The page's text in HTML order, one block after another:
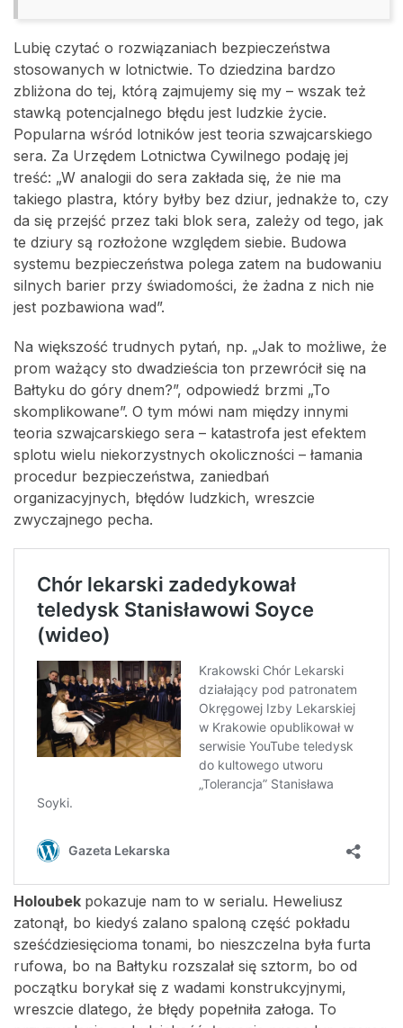
Lubię czytać o rozwiązaniach bezpieczeństwa
stosowanych w lotnictwie. To dziedzina bardzo
zbliżona do tej, którą zajmujemy się my – wszak też
stawką potencjalnego błędu jest ludzkie życie.
Popularna wśród lotników jest teoria szwajcarskiego
sera. Za Urzędem Lotnictwa Cywilnego podaję jej
treść: „W analogii do sera zakłada się, że nie ma
takiego plastra, który byłby bez dziur, jednakże to, czy
da się przejść przez taki blok sera, zależy od tego, jak
te dziury są rozłożone względem siebie. Budowa
systemu bezpieczeństwa polega zatem na budowaniu
silnych barier przy świadomości, że żadna z nich nie
jest pozbawiona wad”.
Na większość trudnych pytań, np. „Jak to możliwe, że
prom ważący sto dwadzieścia ton przewrócił się na
Bałtyku do góry dnem?”, odpowiedź brzmi „To
skomplikowane”. O tym mówi nam między innymi
teoria szwajcarskiego sera – katastrofa jest efektem
splotu wielu niekorzystnych okoliczności – łamania
procedur bezpieczeństwa, zaniedbań
organizacyjnych, błędów ludzkich, wreszcie
zwyczajnego pecha.
Holoubek pokazuje nam to w serialu. Heweliusz
zatonął, bo kiedyś zalano spaloną część pokładu
sześćdziesięcioma tonami, bo nieszczelna była furta
rufowa, bo na Bałtyku rozszalał się sztorm, bo od
początku borykał się z wadami konstrukcyjnymi,
wreszcie dlatego, że błędy popełniła załoga. To